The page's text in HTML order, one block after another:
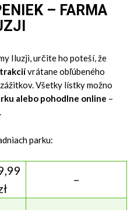
– FARMA
Iluzji, určite ho poteší, že
vrátane obľúbeného
Všetky lístky možno
alebo pohodlne online –
parku:
–